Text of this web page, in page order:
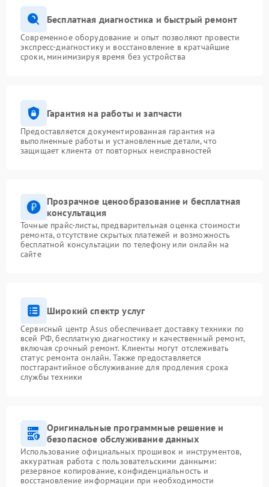
Бесплатная диагностика и быстрый ремонт
Современное оборудование и опыт позволяют провести
экспресс-диагностику и восстановление в кратчайшие
сроки, минимизируя время без устройства
Гарантия на работы и запчасти
Предоставляется документированная гарантия на
выполненные работы и установленные детали, что
защищает клиента от повторных неисправностей
Прозрачное ценообразование и бесплатная
консультация
Точные прайс-листы, предварительная оценка стоимости
ремонта, отсутствие скрытых платежей и возможность
бесплатной консультации по телефону или онлайн на
сайте
Широкий спектр услуг
Сервисный центр Asus обеспечивает доставку техники по
всей РФ, бесплатную диагностику и качественный ремонт,
включая срочный ремонт. Клиенты могут отслеживать
статус ремонта онлайн. Также предоставляется
постгарантийное обслуживание для продления срока
службы техники
Оригинальные программные решение и
безопасное обслуживание данных
Использование официальных прошивок и инструментов,
аккуратная работа с пользовательскими данными:
резервное копирование, конфиденциальность и
восстановление информации при необходимости